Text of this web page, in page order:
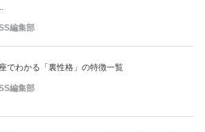
編集部
でわかる「裏性格」の特徴一覧
編集部